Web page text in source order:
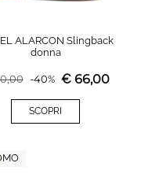
ALARCON Slingback
donna
-40% € 66,00
SCOPRI